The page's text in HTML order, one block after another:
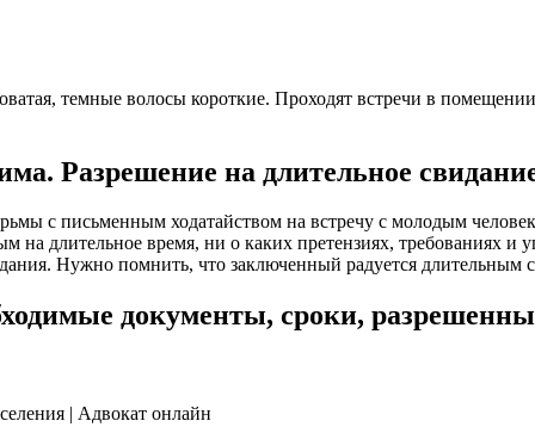
темные волосы короткие. Проходят встречи в
Разрешение на длительное
с письменным ходатайством на встречу с молодым
на длительное время, ни о каких претензиях, требованиях и
Нужно помнить, что заключенный радуется длительным
документы, сроки,
| Адвокат онлайн